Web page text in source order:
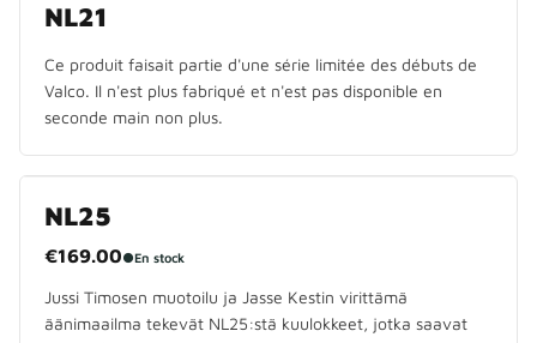
NL21
Ce produit faisait partie d'une série limitée des débuts de
Valco. Il n'est plus fabriqué et n'est pas disponible en
seconde main non plus.
NL25
€169.00●En stock
Jussi Timosen muotoilu ja Jasse Kestin virittämä
äänimaailma tekevät NL25:stä kuulokkeet, jotka saavat